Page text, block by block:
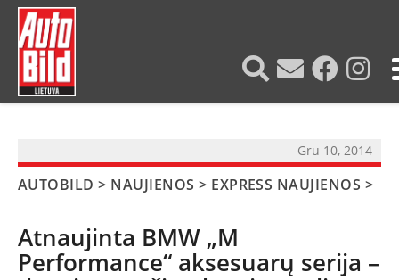
Gru 10, 2014
AUTOBILD > NAUJIENOS > EXPRESS NAUJIENOS >
Atnaujinta BMW „M
Performance“ aksesuarų serija –